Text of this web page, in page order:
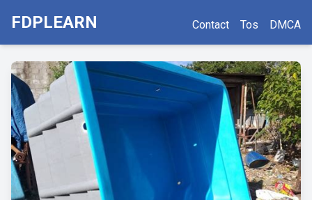
FDPLEARN Contact Tos DMCA